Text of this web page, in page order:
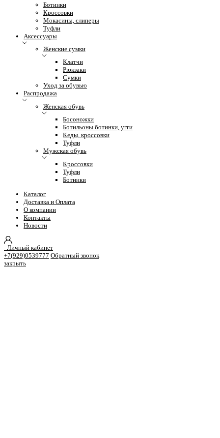
Ботинки
Кроссовки
Мокасины, слиперы
Туфли
Аксессуары
Женские сумки
Клатчи
Рюкзаки
Сумки
Уход за обувью
Распродажа
Женская обувь
Босоножки
Ботильоны ботинки, угги
Кеды, кроссовки
Туфли
Мужская обувь
Кроссовки
Туфли
Ботинки
Каталог
Доставка и Оплата
О компании
Контакты
Новости
Личный кабинет
+7(929)0539777 Обратный звонок
закрыть